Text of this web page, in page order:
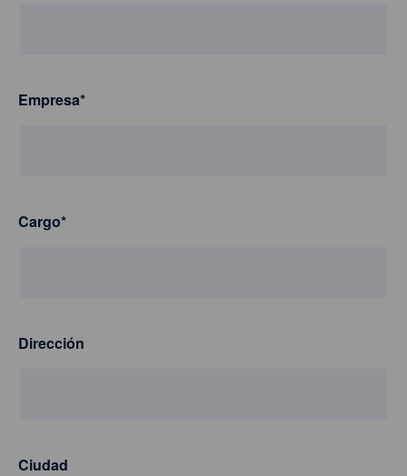
Empresa*
Cargo*
Dirección
Ciudad